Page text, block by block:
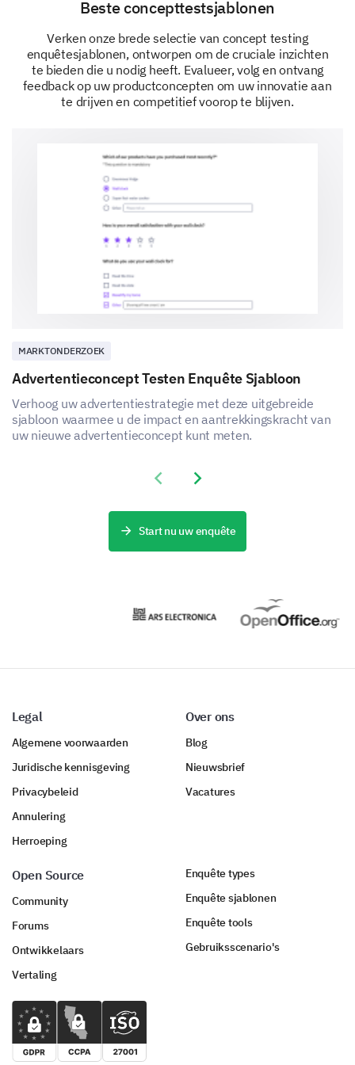
Beste concepttestsjablonen
Verken onze brede selectie van concept testing
enquêtesjablonen, ontworpen om de cruciale inzichten
te bieden die u nodig heeft. Evalueer, volg en ontvang
feedback op uw productconcepten om uw innovatie aan
te drijven en competitief voorop te blijven.
MARKTONDERZOEK
Advertentieconcept Testen Enquête Sjabloon
Verhoog uw advertentiestrategie met deze uitgebreide
sjabloon waarmee u de impact en aantrekkingskracht van
uw nieuwe advertentieconcept kunt meten.
Previous slide
Next slide
Start nu uw enquête
Legal
Algemene voorwaarden
Juridische kennisgeving
Privacybeleid
Annulering
Herroeping
Over ons
Blog
Nieuwsbrief
Vacatures
Open Source
Community
Forums
Ontwikkelaars
Vertaling
Enquête types
Enquête sjablonen
Enquête tools
Gebruiksscenario's